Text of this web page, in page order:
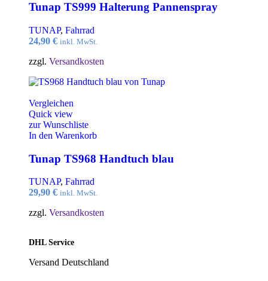
Tunap TS999 Halterung Pannenspray
TUNAP, Fahrrad
24,90 € inkl. MwSt.
zzgl. Versandkosten
Vergleichen
Quick view
zur Wunschliste
In den Warenkorb
Tunap TS968 Handtuch blau
TUNAP, Fahrrad
29,90 € inkl. MwSt.
zzgl. Versandkosten
DHL Service
Versand Deutschland